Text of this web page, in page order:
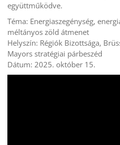
együttműködve.
Téma: Energiaszegénység,
méltányos zöld átmenet
Helyszín: Régiók Bizottsága,
Mayors stratégiai párbeszéd
Dátum: 2025. október 15.